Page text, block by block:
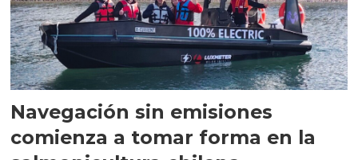
Navegación sin emisiones
comienza a tomar forma en la